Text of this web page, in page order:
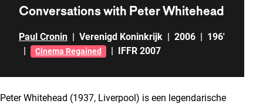
Conversations with Peter Whitehead
Paul Cronin | Verenigd Koninkrijk | 2006 | 196'
|
Cinema Regained | IFFR 2007
Peter Whitehead (1937, Liverpool) is een legendarische